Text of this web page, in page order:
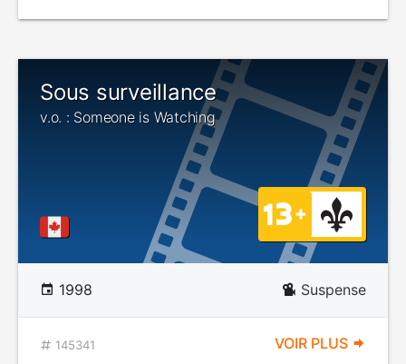
Sous surveillance
v.o. : Someone is Watching
1998 Suspense
145341 VOIR PLUS